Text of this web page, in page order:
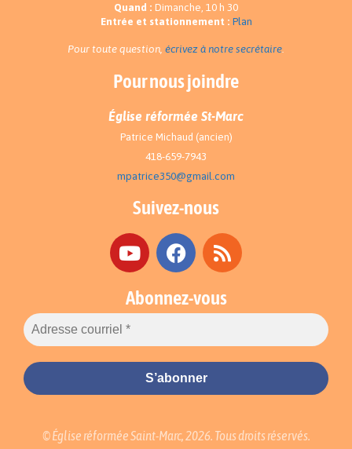
Quand : Dimanche, 10 h 30
Entrée et stationnement : Plan
Pour toute question, écrivez à notre secrétaire
Pour nous joindre
Église réformée St-Marc
Patrice Michaud (ancien)
418-659-7943
mpatrice350@gmail.com
Suivez-nous
Abonnez-vous
© Église réformée Saint-Marc, 2026. Tous droits réservés.